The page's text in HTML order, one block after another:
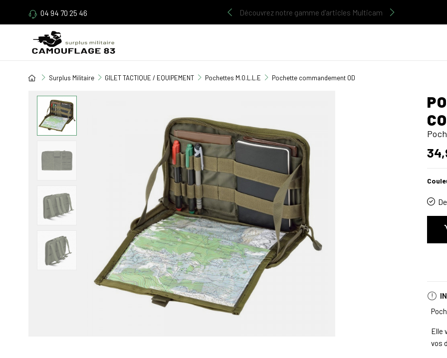
04 94 70 25 46 Découvrez notre gamme d'articles Multicam
Surplus Militaire GILET TACTIQUE / EQUIPEMENT Pochettes M.O.L.L.E Pochette commandement OD
Elle
vos